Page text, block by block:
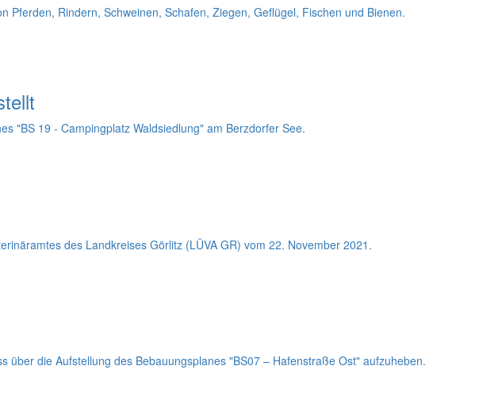
Rindern, Schweinen, Schafen, Ziegen, Geflügel, Fischen und Bienen.
"BS 19 - Campingplatz Waldsiedlung" am Berzdorfer See.
des Landkreises Görlitz (LÜVA GR) vom 22. November 2021.
die Aufstellung des Bebauungsplanes "BS07 – Hafenstraße Ost" aufzuheben.